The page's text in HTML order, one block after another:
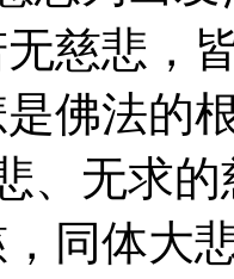
悲，皆
佛法的
、无求
同体大